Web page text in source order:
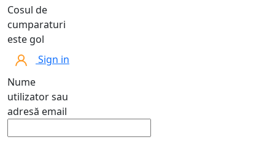
Cosul de
cumparaturi
este gol
Sign in
Nume
utilizator sau
adresă email